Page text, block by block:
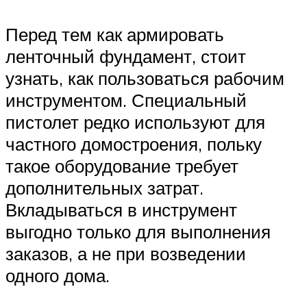
Перед тем как армировать
ленточный фундамент, стоит
узнать, как пользоваться рабочим
инструментом. Специальный
пистолет редко используют для
частного домостроения, польку
такое оборудование требует
дополнительных затрат.
Вкладываться в инструмент
выгодно только для выполнения
заказов, а не при возведении
одного дома.